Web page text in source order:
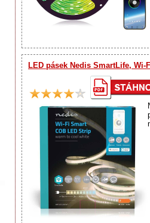
LED pásek Nedis SmartLife, Wi-